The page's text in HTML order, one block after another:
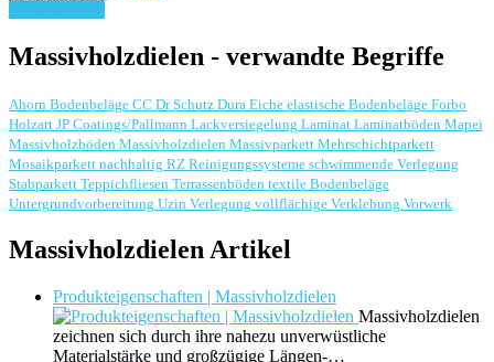
Massivholzdielen - verwandte Begriffe
Ahorn Bodenbeläge CC Dr Schutz Dura Eiche elastische Bodenbeläge Forbo
Holzart JP Coatings/Pallmann Lackversiegelung Laminat Laminatböden Mapei
Massivholzböden Massivholzdielen Massivparkett Mehrschichtparkett
Mosaikparkett nachhaltig RZ Reinigungssysteme schwimmende Verlegung
Stabparkett Teppichfliesen Terrassenböden textile Bodenbeläge
Untergrundvorbereitung Uzin Verlegung vollflächige Verklebung Vorwerk
Massivholzdielen Artikel
Produkteigenschaften | Massivholzdielen
Massivholzdielen
zeichnen sich durch ihre nahezu unverwüstliche
Materialstärke und großzügige Längen-…